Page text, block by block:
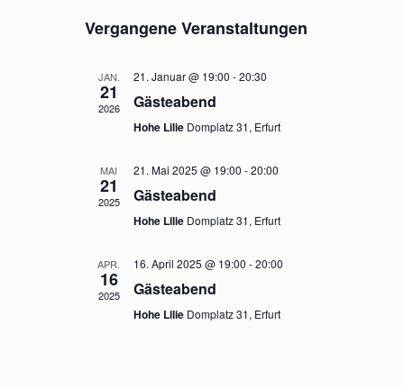
r
s
a
t
u
g
H
r
S
a
Vergangene Veranstaltungen
JAN.
21
2026
21. Januar @ 19:00 -20:30
Gästeabend
Hohe Lilie Domplatz 31, Erfurt
MAI
21
2025
21. Mai 2025 @ 19:00 -20:00
Gästeabend
Hohe Lilie Domplatz 31, Erfurt
APR.
16
2025
16. April 2025 @ 19:00 -20:00
Gästeabend
Hohe Lilie Domplatz 31, Erfurt